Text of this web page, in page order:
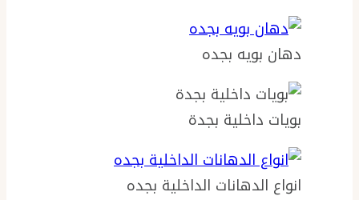
دهان بويه بجده
بويات داخلية بجدة
انواع الدهانات الداخلية بجده